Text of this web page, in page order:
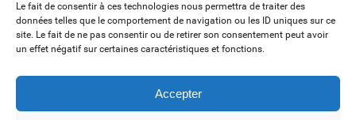
Le fait de consentir à ces technologies nous permettra de traiter des
données telles que le comportement de navigation ou les ID uniques sur ce
site. Le fait de ne pas consentir ou de retirer son consentement peut avoir
un effet négatif sur certaines caractéristiques et fonctions.
Accepter
1, 2, 3... Buzzez !
Découvrez nos kits communication